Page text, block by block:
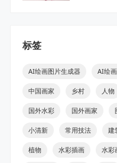
标签
AI绘画图片生成器 AI绘
中国画家 乡村 人物
国外水彩 国外画家
小清新 常用技法 建
植物 水彩插画 水彩